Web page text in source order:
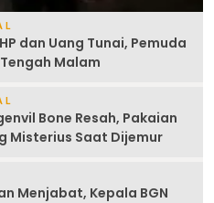
dan Uang Tunai, Pemuda
Malam
Bone Resah, Pakaian
Misterius Saat Dijemur
Menjabat, Kepala BGN